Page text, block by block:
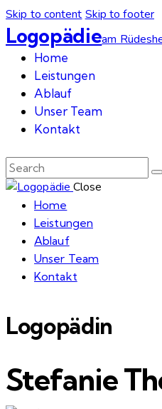
Skip to content Skip to footer
Logopädieam
Home
Leistungen
Ablauf
Unser Team
Kontakt
Close
Home
Leistungen
Ablauf
Unser Team
Kontakt
Logopädin
Stefanie